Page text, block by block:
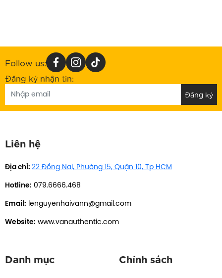
Follow us:
Đăng ký nhận tin:
Liên hệ
Địa chỉ: 22 Đồng Nai, Phường 15, Quận 10, Tp HCM
Hotline: 079.6666.468
Email: lenguyenhaivann@gmail.com
Website: www.vanauthentic.com
Danh mục Chính sách